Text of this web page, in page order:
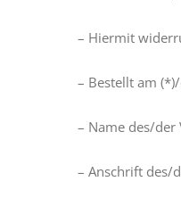
– Hiermit
– Bestellt am
– Name des/der
– Anschrift des/